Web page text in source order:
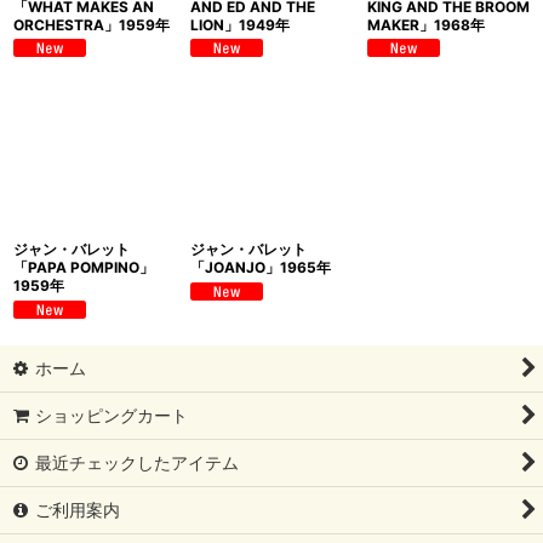
「WHAT MAKES AN
ORCHESTRA」1959年
AND ED AND THE
LION」1949年
KING AND THE BROOM
MAKER」1968年
ジャン・バレット
「PAPA POMPINO」
1959年
ジャン・バレット
「JOANJO」1965年
ホーム
ショッピングカート
最近チェックしたアイテム
ご利用案内